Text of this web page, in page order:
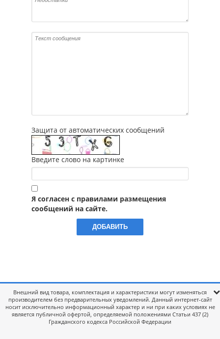
Защита от автоматических сообщений
Введите слово на картинке
Я согласен с правилами размещения
сообщений на сайте.
Внешний вид товара, комплектация и характеристики могут изменяться
производителем без предварительных уведомлений. Данный интернет-сайт
носит исключительно информационный характер и ни при каких условиях не
является публичной офертой, определяемой положениями Статьи 437 (2)
Гражданского кодекса Российской Федерации